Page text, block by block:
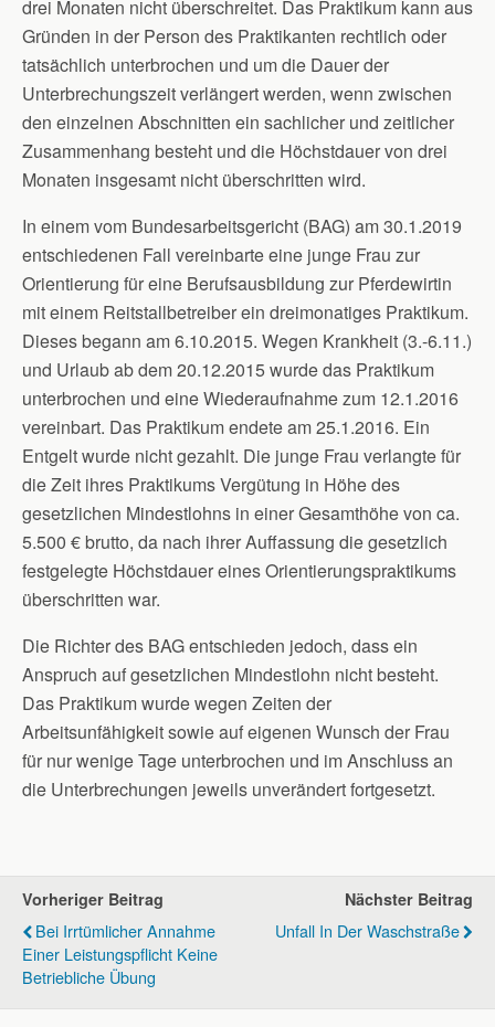
drei Monaten nicht überschreitet. Das Praktikum kann aus
Gründen in der Person des Praktikanten rechtlich oder
tatsächlich unterbrochen und um die Dauer der
Unterbrechungszeit verlängert werden, wenn zwischen
den einzelnen Abschnitten ein sachlicher und zeitlicher
Zusammenhang besteht und die Höchstdauer von drei
Monaten insgesamt nicht überschritten wird.
In einem vom Bundesarbeitsgericht (BAG) am 30.1.2019
entschiedenen Fall vereinbarte eine junge Frau zur
Orientierung für eine Berufsausbildung zur Pferdewirtin
mit einem Reitstallbetreiber ein dreimonatiges Praktikum.
Dieses begann am 6.10.2015. Wegen Krankheit (3.-6.11.)
und Urlaub ab dem 20.12.2015 wurde das Praktikum
unterbrochen und eine Wiederaufnahme zum 12.1.2016
vereinbart. Das Praktikum endete am 25.1.2016. Ein
Entgelt wurde nicht gezahlt. Die junge Frau verlangte für
die Zeit ihres Praktikums Vergütung in Höhe des
gesetzlichen Mindestlohns in einer Gesamthöhe von ca.
5.500 € brutto, da nach ihrer Auffassung die gesetzlich
festgelegte Höchstdauer eines Orientierungspraktikums
überschritten war.
Die Richter des BAG entschieden jedoch, dass ein
Anspruch auf gesetzlichen Mindestlohn nicht besteht.
Das Praktikum wurde wegen Zeiten der
Arbeitsunfähigkeit sowie auf eigenen Wunsch der Frau
für nur wenige Tage unterbrochen und im Anschluss an
die Unterbrechungen jeweils unverändert fortgesetzt.
Vorheriger Beitrag
Bei Irrtümlicher Annahme
Einer Leistungspflicht Keine
Betriebliche Übung
Nächster Beitrag
Unfall In Der Waschstraße